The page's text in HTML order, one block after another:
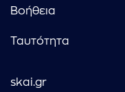
Βοήθεια
Ταυτότητα
skai.gr